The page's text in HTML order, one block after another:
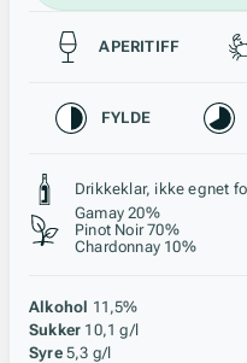
Passer til
APERITIFF
Karakteristikk
FYLDE
Stil, lagring og
Drikkeklar, ikke egnet
Gamay 20%
Pinot Noir 70%
Chardonnay 10%
Alkohol 11,5%
Sukker 10,1 g/l
Syre 5,3 g/l